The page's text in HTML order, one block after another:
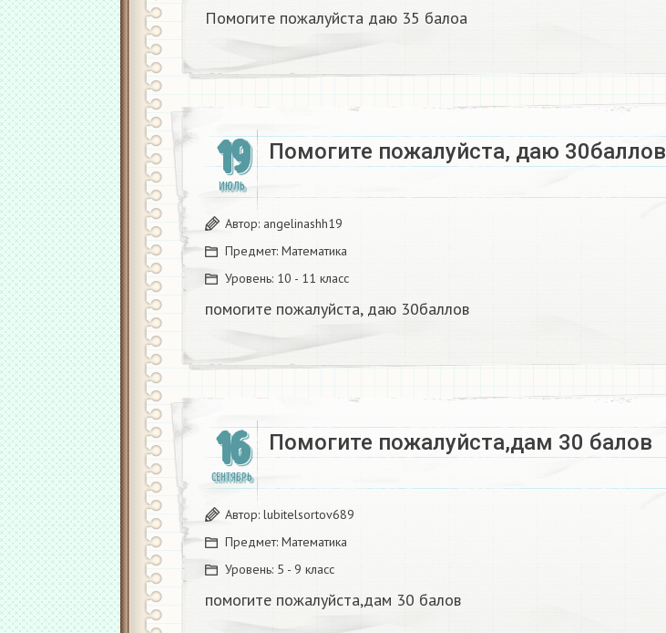
Помогите пожалуйста даю 35 балоа​
19
ИЮЛЬ
Помогите пожалуйста, даю 30баллов​
Автор: angelinashh19
Предмет: Математика
Уровень: 10 - 11 класс
помогите пожалуйста, даю 30баллов​
16
СЕНТЯБРЬ
Помогите пожалуйста,дам 30 балов​
Автор: lubitelsortov689
Предмет: Математика
Уровень: 5 - 9 класс
помогите пожалуйста,дам 30 балов​